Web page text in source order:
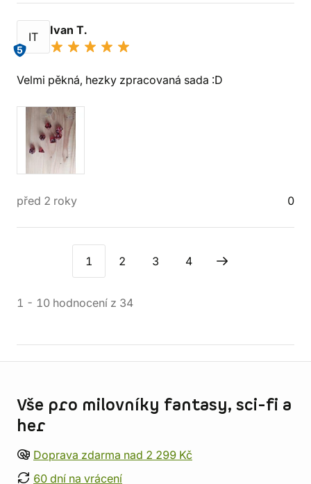
IT
5
Ivan T.
Velmi pěkná, hezky zpracovaná sada :D
před 2 roky 0
1 2 3 4
1 - 10 hodnocení z 34
Vše pro milovníky fantasy, sci-fi a
her
Doprava zdarma nad 2 299 Kč
60 dní na vrácení